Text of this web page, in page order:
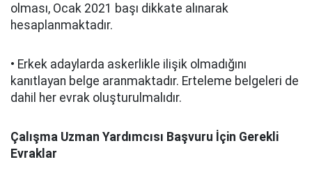
olması, Ocak 2021 başı dikkate alınarak
hesaplanmaktadır.
• Erkek adaylarda askerlikle ilişik olmadığını
kanıtlayan belge aranmaktadır. Erteleme belgeleri de
dahil her evrak oluşturulmalıdır.
Çalışma Uzman Yardımcısı Başvuru İçin Gerekli
Evraklar